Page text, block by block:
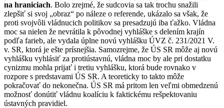
na hraniciach. Bolo zrejmé, že sudcovia sa tak trochu snažili
zlepšiť si svoj „obraz“ po náleze o referende, ukázalo sa však, že
proti svojvôli vládnucich politikov sa presadzujú iba ťažko. Vládna
moc sa nielen že nevrátila k pôvodnej vyhláške s delením krajín
podľa farieb, ale vydala úplne novú vyhlášku ÚVZ č. 231/2021 V.
v. SR, ktorá je ešte prísnejšia. Samozrejme, že ÚS SR môže aj novú
vyhlášku vyhlásiť za protiústavnú, vládna moc by ale pri dostatku
cynizmu mohla prijať i tretiu vyhlášku, ktorá bude rovnako v
rozpore s predstavami ÚS SR. A teoreticky to takto môže
pokračovať do nekonečna. ÚS SR má pritom len veľmi obmedzenú
možnosť donútiť vládnu koalíciu k faktickému rešpektovaniu
ústavných pravidiel.